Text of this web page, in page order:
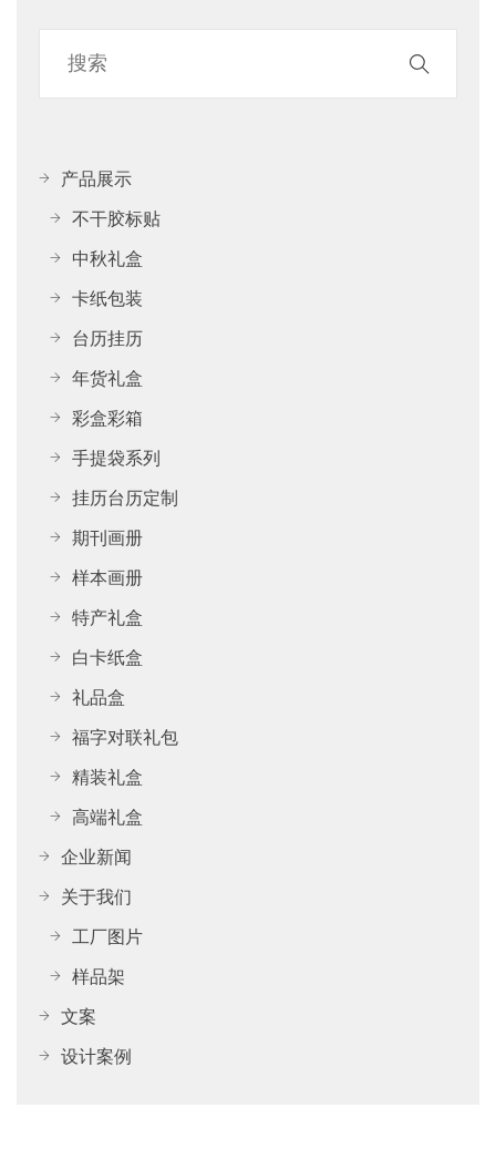
产品展示
不干胶标贴
中秋礼盒
卡纸包装
台历挂历
年货礼盒
彩盒彩箱
手提袋系列
挂历台历定制
期刊画册
样本画册
特产礼盒
白卡纸盒
礼品盒
福字对联礼包
精装礼盒
高端礼盒
企业新闻
关于我们
工厂图片
样品架
文案
设计案例